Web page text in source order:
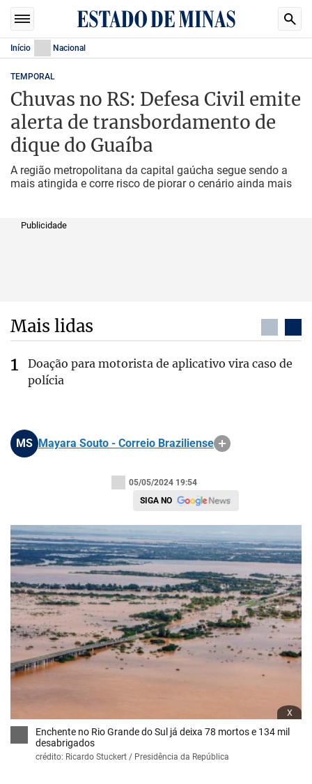
Início Nacional
TEMPORAL
Chuvas no RS: Defesa Civil emite
alerta de transbordamento de
dique do Guaíba
A região metropolitana da capital gaúcha segue sendo a
mais atingida e corre risco de piorar o cenário ainda mais
Publicidade
Mais lidas
Doação para motorista de aplicativo vira caso de
polícia
MS Mayara Souto - Correio Braziliense
05/05/2024 19:54
SIGA NO
x
Enchente no Rio Grande do Sul já deixa 78 mortos e 134 mil
desabrigados
crédito: Ricardo Stuckert / Presidência da República